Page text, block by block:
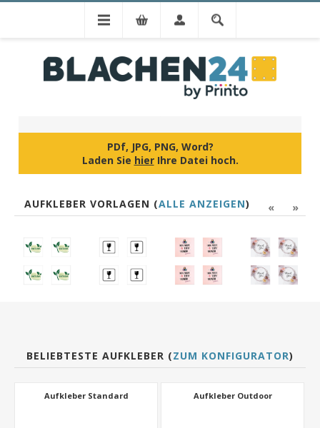
PDf, JPG, PNG, Word?
Laden Sie hierIhre Datei hoch.
« »
AUFKLEBER VORLAGEN (ALLE ANZEIGEN)
BELIEBTESTE AUFKLEBER (ZUM KONFIGURATOR)
Aufkleber Standard Aufkleber Outdoor